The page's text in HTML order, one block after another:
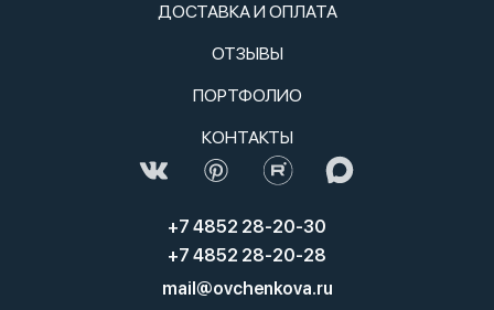
ДОСТАВКА И ОПЛАТА
ОТЗЫВЫ
ПОРТФОЛИО
КОНТАКТЫ
+7 4852 28-20-30
+7 4852 28-20-28
mail@ovchenkova.ru